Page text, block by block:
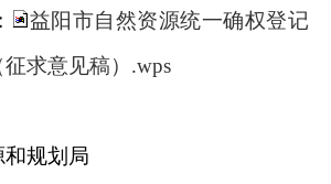
益阳市自然资源统一确权登记
求意见稿）.wps
规划局